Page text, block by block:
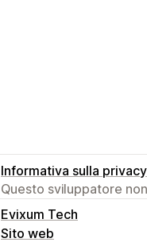
Informativa sulla privacy
Questo sviluppatore
Evixum Tech
Sito web